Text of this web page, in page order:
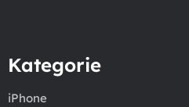
Kategorie
iPhone